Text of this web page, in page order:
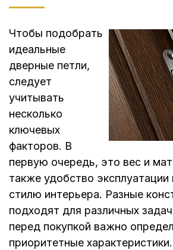
Чтобы подобрать
идеальные
дверные петли,
следует
учитывать
несколько
ключевых
факторов. В
первую очередь, это вес и
также удобство эксплуатации
стилю интерьера. Разные
подходят для различных
перед покупкой важно
приоритетные характеристики.